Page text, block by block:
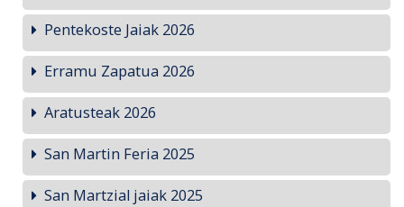
Pentekoste Jaiak 2026
Erramu Zapatua 2026
Aratusteak 2026
San Martin Feria 2025
San Martzial jaiak 2025